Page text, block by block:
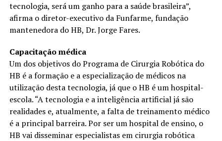
tecnologia, será um ganho para a saúde brasileira”,
afirma o diretor-executivo da Funfarme, fundação
mantenedora do HB, Dr. Jorge Fares.
Capacitação médica
Um dos objetivos do Programa de Cirurgia Robótica do
HB é a formação e a especialização de médicos na
utilização desta tecnologia, já que o HB é um hospital-
escola. “A tecnologia e a inteligência artificial já são
realidades e, atualmente, a falta de treinamento médico
é a principal barreira. Por ser um hospital de ensino, o
HB vai disseminar especialistas em cirurgia robótica